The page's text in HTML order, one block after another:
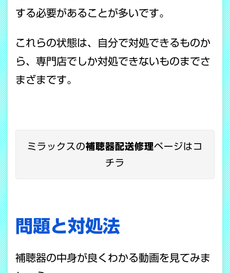
する必要があることが多いです。
これらの状態は、自分で対処できるものか
ら、専門店でしか対処できないものまでさ
まざまです。
ミラックスの補聴器配送修理ページはコ
チラ
問題と対処法
補聴器の中身が良くわかる動画を見てみま